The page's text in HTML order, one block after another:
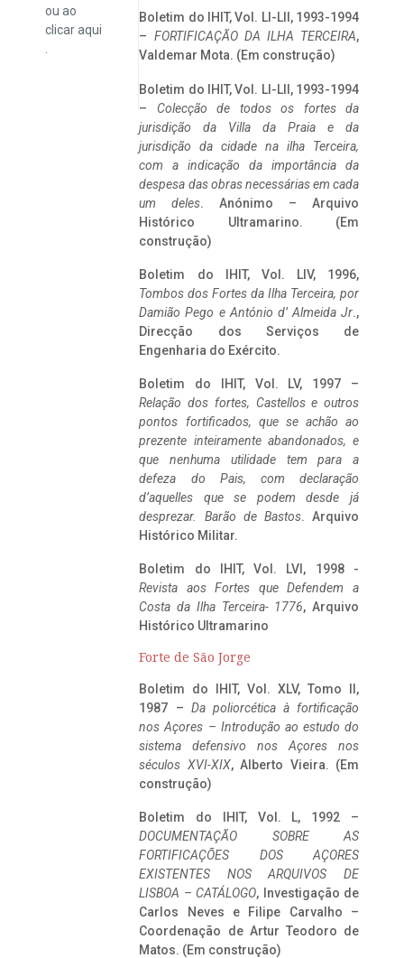
ou ao
clicaraqui
Boletim do IHIT, Vol. LI-LII, 1993-1994
– FORTIFICAÇÃO DA ILHA TERCEIRA,
Valdemar Mota. (Em construção)
Boletim do IHIT, Vol. LI-LII, 1993-1994
– Colecção de todos os fortes da
jurisdição da Villa da Praia e da
jurisdição da cidade na ilha Terceira,
com a indicação da importância da
despesa das obras necessárias em cada
um deles. Anónimo – Arquivo
Histórico Ultramarino. (Em
construção)
Boletim do IHIT, Vol. LIV, 1996,
Tombos dos Fortes da Ilha Terceira, por
Damião Pego e António d’ Almeida Jr.,
Direcção dos Serviços de
Engenharia do Exército.
Boletim do IHIT, Vol. LV, 1997 –
Relação dos fortes, Castellos e outros
pontos fortificados, que se achão ao
prezente inteiramente abandonados, e
que nenhuma utilidade tem para a
defeza do Pais, com declaração
d’aquelles que se podem desde já
desprezar. Barão de Bastos. Arquivo
Histórico Militar.
Boletim do IHIT, Vol. LVI, 1998 -
Revista aos Fortes que Defendem a
Costa da Ilha Terceira- 1776, Arquivo
Histórico Ultramarino
Forte de São Jorge
Boletim do IHIT, Vol. XLV, Tomo II,
1987 – Da poliorcética à fortificação
nos Açores – Introdução ao estudo do
sistema defensivo nos Açores nos
séculos XVI-XIX, Alberto Vieira. (Em
construção)
Boletim do IHIT, Vol. L, 1992 –
DOCUMENTAÇÃO SOBRE AS
FORTIFICAÇÕES DOS AÇORES
EXISTENTES NOS ARQUIVOS DE
LISBOA – CATÁLOGO, Investigação de
Carlos Neves e Filipe Carvalho –
Coordenação de Artur Teodoro de
Matos. (Em construção)